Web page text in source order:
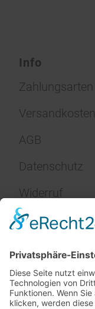
Info
Zahlungsarten
Versandkosten
AGB
Datenschutz
Widerruf
Impressum
Service